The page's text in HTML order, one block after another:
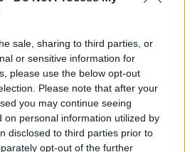
sale, sharing to third parties, or
or sensitive information for
please use the below opt-out
Please note that after your
you may continue seeing
on personal information utilized by
disclosed to third parties prior to
opt-out of the further